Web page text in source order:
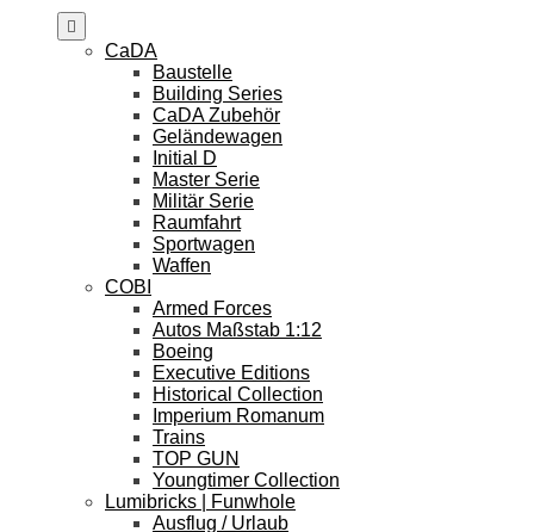
CaDA
Baustelle
Building Series
CaDA Zubehör
Geländewagen
Initial D
Master Serie
Militär Serie
Raumfahrt
Sportwagen
Waffen
COBI
Armed Forces
Autos Maßstab 1:12
Boeing
Executive Editions
Historical Collection
Imperium Romanum
Trains
TOP GUN
Youngtimer Collection
Lumibricks | Funwhole
Ausflug / Urlaub